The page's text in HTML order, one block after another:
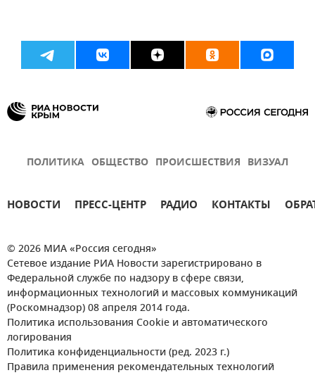
ПОЛИТИКА ОБЩЕСТВО ПРОИСШЕСТВИЯ ВИЗУАЛ
НОВОСТИ ПРЕСС-ЦЕНТР РАДИО КОНТАКТЫ
© 2026 МИА «Россия сегодня»
Сетевое издание РИА Новости зарегистрировано в
Федеральной службе по надзору в сфере связи,
информационных технологий и массовых коммуникаций
(Роскомнадзор) 08 апреля 2014 года.
Политика использования Cookie и автоматического
логирования
Политика конфиденциальности (ред. 2023 г.)
Правила применения рекомендательных технологий